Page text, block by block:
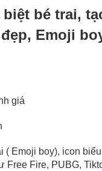
biệt bé trai,
Emoji
giá
( Emoji boy), icon
Free Fire, PUBG,